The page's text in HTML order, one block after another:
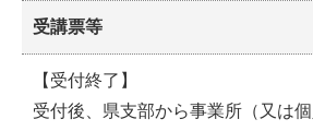
受講票等
【受付終了】
受付後、県支部から事業所（又は